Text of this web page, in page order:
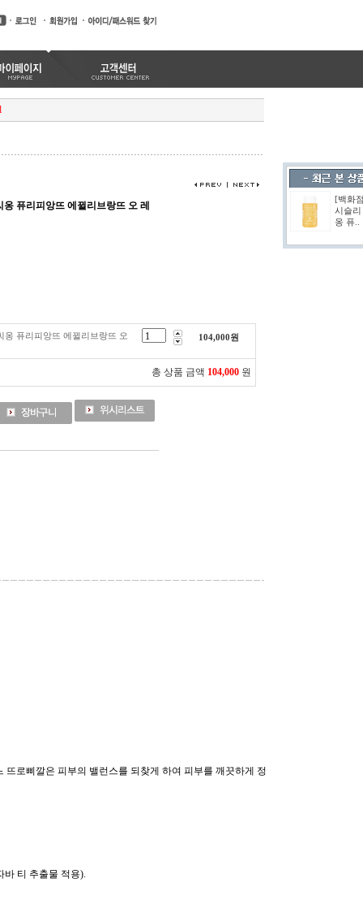
퓨리피앙뜨 에뀔리브랑뜨 오 레
퓨리피앙뜨 에뀔리브랑뜨 오 104,000원
총 상품 금액 104,000 원
로삐깔은 피부의 밸런스를 되찾게 하여 피부를 깨끗하게 정
바 티 추출물 적용).
[백화
시슬리
옹 퓨..